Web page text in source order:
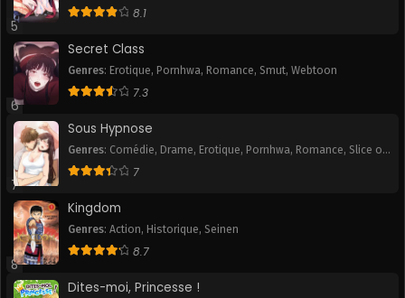
5
Romance,Slice of Life
8.1
6
Secret Class
Genres: Erotique, Pornhwa, Romance, Smut, Webtoon
7.3
7
Sous Hypnose
Genres: Comédie, Drame, Erotique, Pornhwa, Romance, Slice of
Life,Smut 7
8
Kingdom
Genres: Action, Historique, Seinen
8.7
Dites-moi, Princesse !